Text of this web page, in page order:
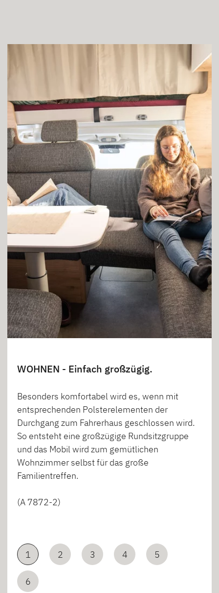
WOHNEN - Einfach großzügig.
Besonders komfortabel wird es, wenn mit
entsprechenden Polsterelementen der
Durchgang zum Fahrerhaus geschlossen wird.
So entsteht eine großzügige Rundsitzgruppe
und das Mobil wird zum gemütlichen
Wohnzimmer selbst für das große
Familientreffen.
(A 7872-2)
1 2 3 4 5
6